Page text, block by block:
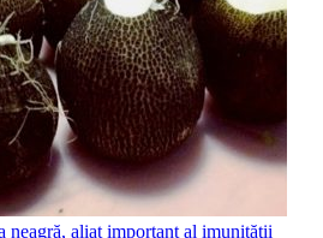
neagră, aliat important al imunităţii